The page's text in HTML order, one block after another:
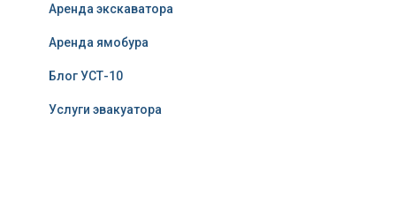
Аренда экскаватора
Аренда ямобура
Блог УСТ-10
Услуги эвакуатора